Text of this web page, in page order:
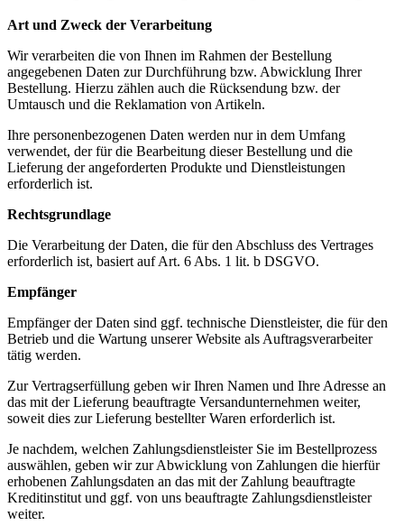
Art und Zweck der Verarbeitung
Wir verarbeiten die von Ihnen im Rahmen der Bestellung
angegebenen Daten zur Durchführung bzw. Abwicklung Ihrer
Bestellung. Hierzu zählen auch die Rücksendung bzw. der
Umtausch und die Reklamation von Artikeln.
Ihre personenbezogenen Daten werden nur in dem Umfang
verwendet, der für die Bearbeitung dieser Bestellung und die
Lieferung der angeforderten Produkte und Dienstleistungen
erforderlich ist.
Rechtsgrundlage
Die Verarbeitung der Daten, die für den Abschluss des Vertrages
erforderlich ist, basiert auf Art. 6 Abs. 1 lit. b DSGVO.
Empfänger
Empfänger der Daten sind ggf. technische Dienstleister, die für den
Betrieb und die Wartung unserer Website als Auftragsverarbeiter
tätig werden.
Zur Vertragserfüllung geben wir Ihren Namen und Ihre Adresse an
das mit der Lieferung beauftragte Versandunternehmen weiter,
soweit dies zur Lieferung bestellter Waren erforderlich ist.
Je nachdem, welchen Zahlungsdienstleister Sie im Bestellprozess
auswählen, geben wir zur Abwicklung von Zahlungen die hierfür
erhobenen Zahlungsdaten an das mit der Zahlung beauftragte
Kreditinstitut und ggf. von uns beauftragte Zahlungsdienstleister
weiter.